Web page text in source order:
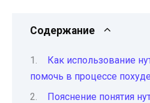
Содержание
Как использование
помочь в процессе
Пояснение понятия